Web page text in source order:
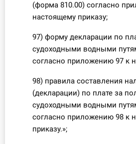
(форма 810.00) согласно
настоящему приказу;
97) форму декларации по
судоходными водными
согласно приложению 97 к
98) правила составления
(декларации) по плате за
судоходными водными
согласно приложению 98 к
приказу.»;